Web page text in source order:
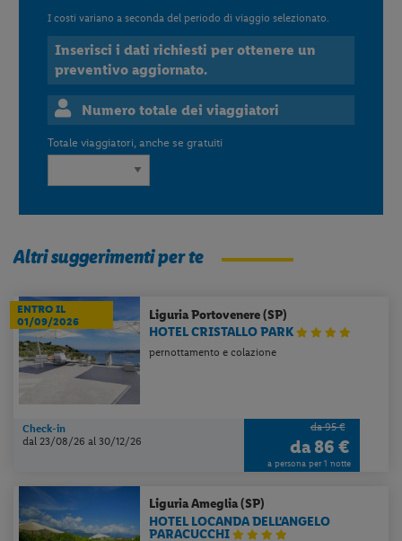
I costi variano a seconda del periodo di viaggio selezionato.
Inserisci i dati richiesti per ottenere un
preventivo aggiornato.
Numero totale dei viaggiatori
Totale viaggiatori, anche se gratuiti
Altri suggerimenti per te
LiguriaPortovenere (SP)
HOTEL CRISTALLO PARK
pernottamento e colazione
ENTRO IL
01/09/2026
Check-in
dal 23/08/26al 30/12/26
da 95 €
da86 €
a persona per 1 notte
LiguriaAmeglia (SP)
HOTEL LOCANDA DELL'ANGELO
PARACUCCHI